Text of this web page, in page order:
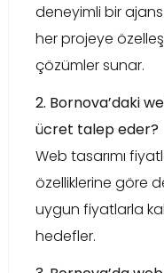
deneyimli bir
her projeye
çözümler sunar.
2. Bornova’daki
ücret talep eder?
Web tasarımı
özelliklerine göre
uygun fiyatlarla
hedefler.